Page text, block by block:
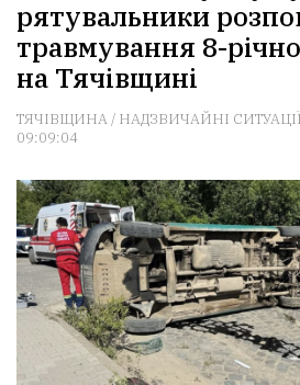
рятувальники
травмування 8-
на Тячівщині
ТЯЧІВЩИНА/ НАДЗВИЧАЙНІ СИТУАЦІЇ
09:09:04